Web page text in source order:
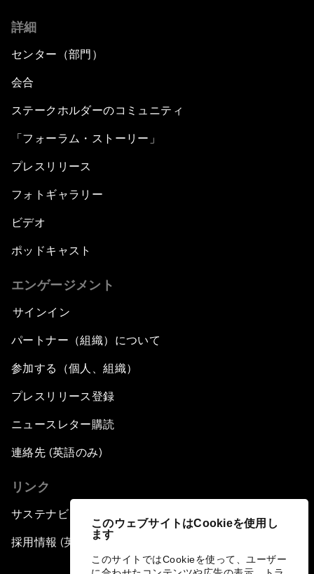
このウェブサイトはCookieを使用し
ます
このサイトではCookieを使って、ユーザー
詳細
センター（部門）
会合
ステークホルダーのコミュニティ
「フォーラム・ストーリー」
プレスリリース
フォトギャラリー
ビデオ
ポッドキャスト
エンゲージメント
サインイン
パートナー（組織）について
参加する（個人、組織）
プレスリリース登録
ニュースレター購読
連絡先 (英語のみ)
リンク
サステナビリティへの取り組み
採用情報 (英語のみ)